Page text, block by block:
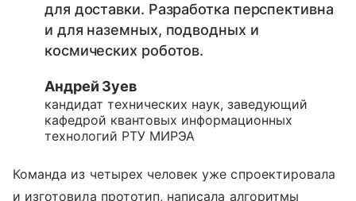
для доставки. Разработка перспективна
и для наземных, подводных и
космических роботов.
Андрей Зуев
кандидат технических наук, заведующий
кафедрой квантовых информационных
технологий РТУ МИРЭА
Команда из четырех человек уже спроектировала
и изготовила прототип, написала алгоритмы